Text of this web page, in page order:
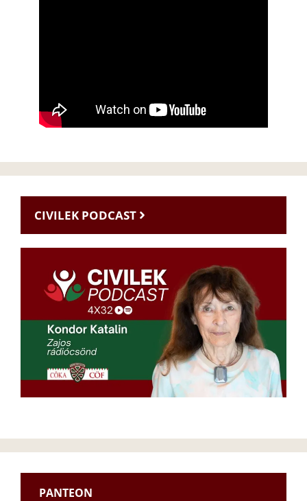
CIVILEK PODCAST
PANTEON